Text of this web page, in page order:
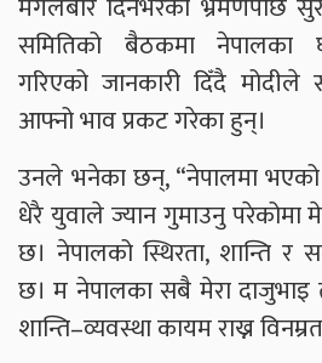
समितिको बैठकमा नेपालका
गरिएको जानकारी दिँदै मोदीले
आफ्नो भाव प्रकट गरेका हुन्।
उनले भनेका छन्, “नेपालमा भएको
धेरै युवाले ज्यान गुमाउनु परेकोमा
छ। नेपालको स्थिरता, शान्ति र
छ। म नेपालका सबै मेरा दाजुभाइ
शान्ति–व्यवस्था कायम राख्न